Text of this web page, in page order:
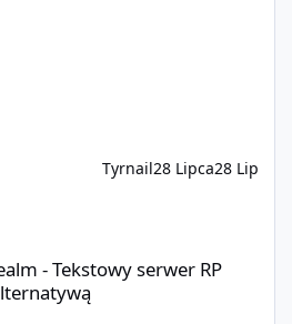
Tyrnail28 Lipca28 Lip
- Tekstowy serwer RP